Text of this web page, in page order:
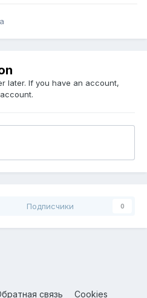
later. If you have an account,
Подписчики 0
связь Cookies